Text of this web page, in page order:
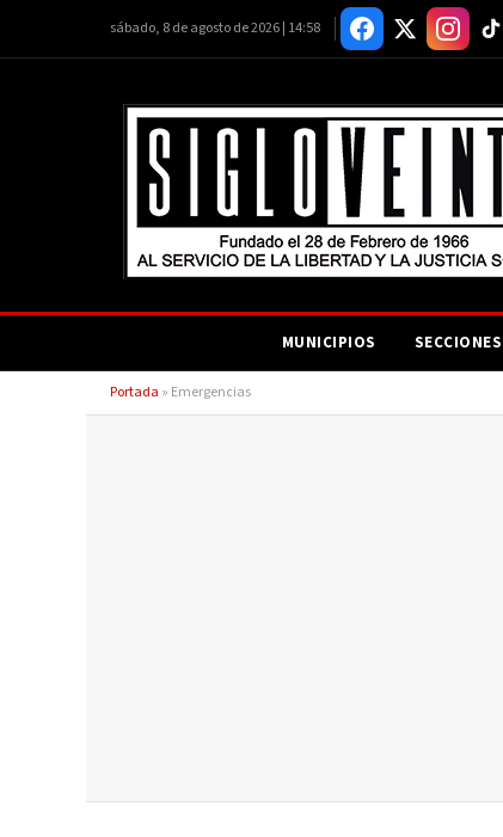
sábado, 8 de agosto de 2026 | 14:58
MUNICIPIOS SECCIONES
Portada » Emergencias